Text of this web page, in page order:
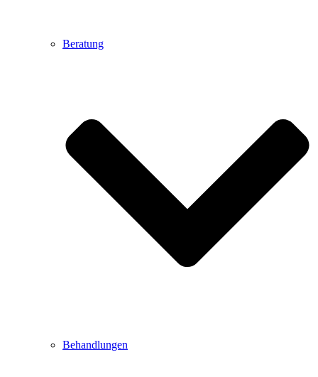
Beratung
Behandlungen